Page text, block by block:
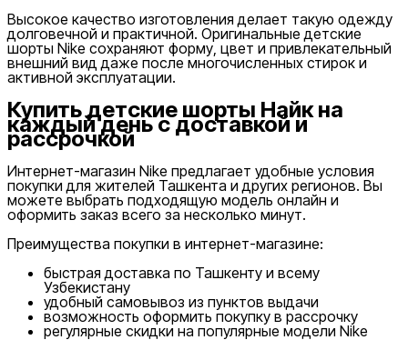
Высокое качество изготовления делает такую одежду
долговечной и практичной. Оригинальные детские
шорты Nike сохраняют форму, цвет и привлекательный
внешний вид даже после многочисленных стирок и
активной эксплуатации.
Купить детские шорты Найк на
каждый день с доставкой и
рассрочкой
Интернет-магазин Nike предлагает удобные условия
покупки для жителей Ташкента и других регионов. Вы
можете выбрать подходящую модель онлайн и
оформить заказ всего за несколько минут.
Преимущества покупки в интернет-магазине:
быстрая доставка по Ташкенту и всему
Узбекистану
удобный самовывоз из пунктов выдачи
возможность оформить покупку в рассрочку
регулярные скидки на популярные модели Nike